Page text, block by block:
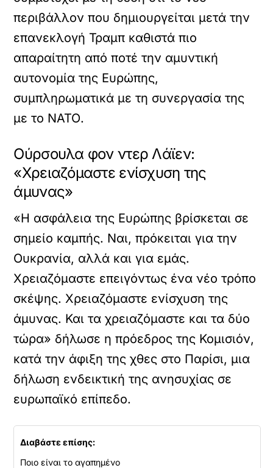
περιβάλλον που δημιουργείται μετά την
επανεκλογή Τραμπ καθιστά πιο
απαραίτητη από ποτέ την αμυντική
αυτονομία της Ευρώπης,
συμπληρωματικά με τη συνεργασία της
με το ΝΑΤΟ.
Ούρσουλα φον ντερ Λάϊεν:
«Χρειαζόμαστε ενίσχυση της
άμυνας»
«Η ασφάλεια της Ευρώπης βρίσκεται σε
σημείο καμπής. Ναι, πρόκειται για την
Ουκρανία, αλλά και για εμάς.
Χρειαζόμαστε επειγόντως ένα νέο τρόπο
σκέψης. Χρειαζόμαστε ενίσχυση της
άμυνας. Και τα χρειαζόμαστε και τα δύο
τώρα» δήλωσε η πρόεδρος της Κομισιόν,
κατά την άφιξη της χθες στο Παρίσι, μια
δήλωση ενδεικτική της ανησυχίας σε
ευρωπαϊκό επίπεδο.
Διαβάστε επίσης:
Ποιο είναι το αγαπημένο